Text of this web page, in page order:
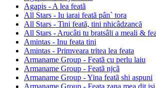
Agapis - A lea featã
All Stars - Iu iarai feată pân` tora
All Stars - Tini feată, tini nhicâdzancă
All Stars - Arucâti tu bratsâli a meali &
Amintas - Inu feata tini
Amintas - Primveara tritea lea feata
Armaname Group - Featã cu perlu laiu
Armaname Group - Featã njcã
Armaname Group - Yina featã shi aspuni
Armaname Group - Feata zana mea dit isi